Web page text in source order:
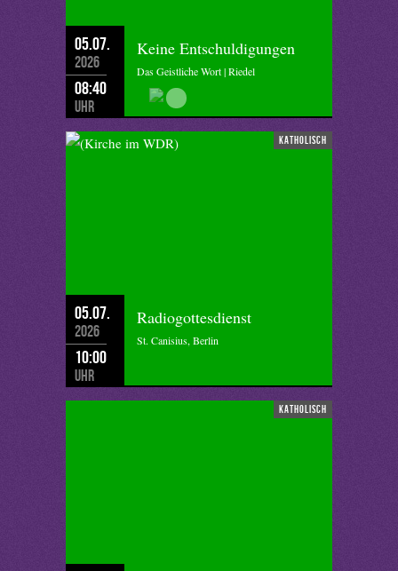
05.07.
2026
08:40
Uhr
Keine Entschuldigungen
Das Geistliche Wort | Riedel
katholisch
05.07.
2026
10:00
Uhr
Radiogottesdienst
St. Canisius, Berlin
katholisch